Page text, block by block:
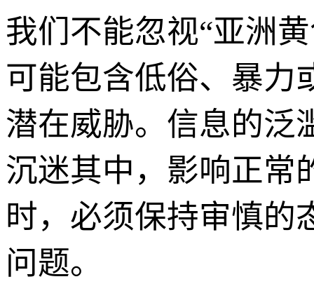
我们不能忽视“亚洲
可能包含低俗、暴力
潜在威胁。信息的泛
沉迷其中，影响正常
时，必须保持审慎的
问题。